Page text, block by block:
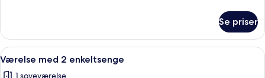
-
soveværelser
Se priser
Indlæs
alle
Et moderne hotelværelse med
10
Værelse med 2 enkeltsenge
1 soveværelse